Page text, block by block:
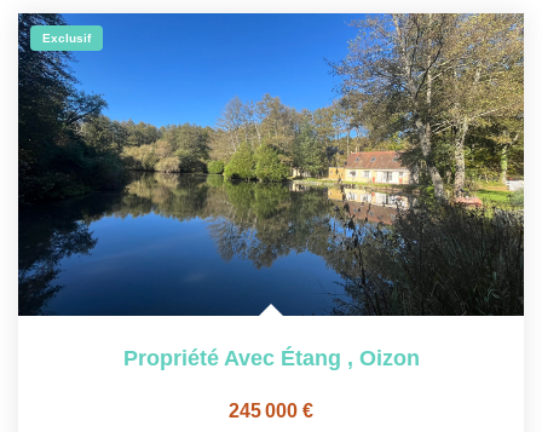
Exclusif
Propriété Avec Étang , Oizon
245 000 €